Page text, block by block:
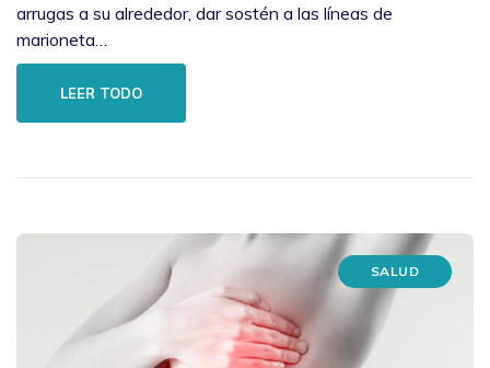
arrugas a su alrededor, dar sostén a las líneas de
marioneta…
LEER TODO
SALUD